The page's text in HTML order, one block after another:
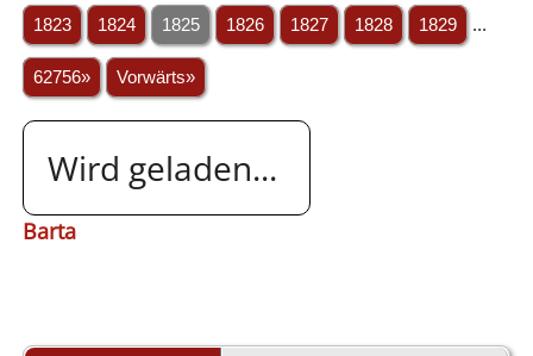
1823 1824 1825 1826 1827 1828 1829 ...
62756» Vorwärts»
Wird geladen...
Barta